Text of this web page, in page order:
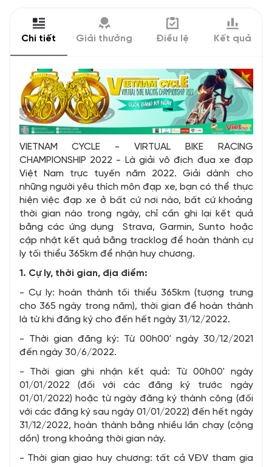
Chi tiết Giải thưởng Điều lệ Kết quả
VIETNAM CYCLE - VIRTUAL BIKE RACING
CHAMPIONSHIP 2022 - Là giải vô địch đua xe đạp
Việt Nam trực tuyến năm 2022. Giải dành cho
những người yêu thích môn đạp xe, bạn có thể thực
hiện việc đạp xe ở bất cứ nơi nào, bất cứ khoảng
thời gian nào trong ngày, chỉ cần ghi lại kết quả
bằng các ứng dụng Strava, Garmin, Sunto hoặc
cập nhật kết quả bằng tracklog để hoàn thành cự
ly tối thiểu 365km để nhận huy chương.
1. Cự ly, thời gian, địa điểm:
- Cự ly: hoàn thành tối thiểu 365km (tượng trưng
cho 365 ngày trong năm), thời gian để hoàn thành
là từ khi đăng ký cho đến hết ngày 31/12/2022.
- Thời gian đăng ký: Từ 00h00' ngày 30/12/2021
đến ngày 30/6/2022.
- Thời gian ghi nhận kết quả: Từ 00h00' ngày
01/01/2022 (đối với các đăng ký trước ngày
01/01/2022) hoặc từ ngày đăng ký thành công (đối
với các đăng ký sau ngày 01/01/2022) đến hết ngày
31/12/2022, hoàn thành bằng nhiều lần chạy (cộng
dồn) trong khoảng thời gian này.
- Thời gian giao huy chương: tất cả VĐV tham gia